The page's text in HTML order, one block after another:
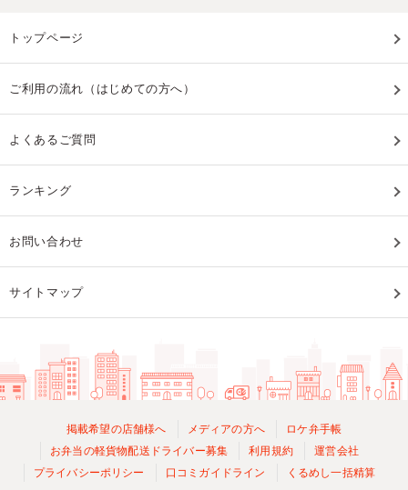
トップページ
ご利用の流れ（はじめての方へ）
よくあるご質問
ランキング
お問い合わせ
サイトマップ
掲載希望の店舗様へ メディアの方へ
ロケ弁手帳
お弁当の軽貨物配送ドライバー募集
利用規約
運営会社
プライバシーポリシー
口コミガイドライン くるめし一括精算